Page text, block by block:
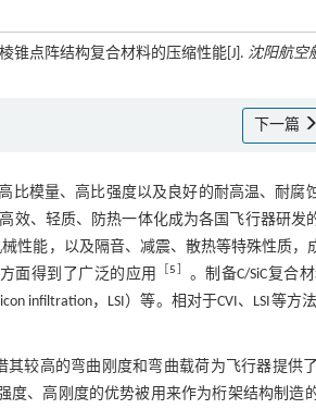
锥点阵结构复合材料的压缩性能[J]. 沈阳航空
下一篇
高比模量、高比强度以及良好的耐高温、耐
效、轻质、防热一体化成为各国飞行器研发
性能，以及隔音、减震、散热等特殊性质
面得到了广泛的应用
［5
。制备C/SiC复合
infiltration，LSI）等。相对于CVI、LSI等
较高的弯曲刚度和弯曲载荷为飞行器提供
、高刚度的优势被用来作为桁架结构制造